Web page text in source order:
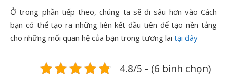
Ở trong phần tiếp theo, chúng ta sẽ đi sâu hơn vào Cách
bạn có thể tạo ra những liên kết đầu tiên để tạo nền tảng
cho những mối quan hệ của bạn trong tương lai tại đây
4.8/5 - (6 bình chọn)